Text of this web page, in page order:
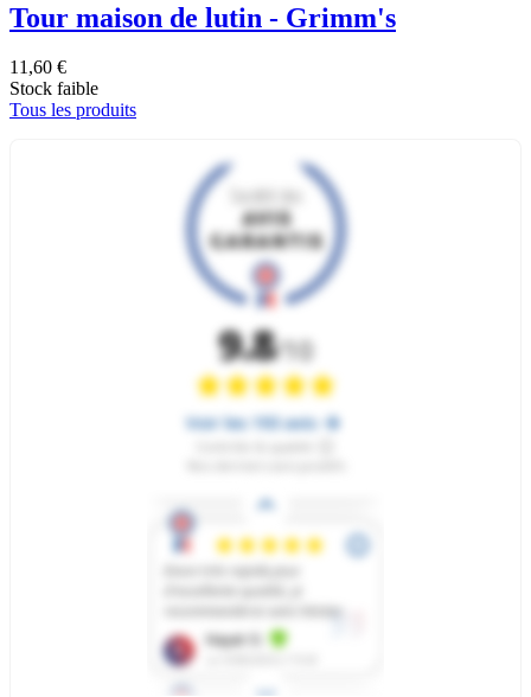
Tour maison de lutin - Grimm's
11,60 €
Stock faible
Tous les produits